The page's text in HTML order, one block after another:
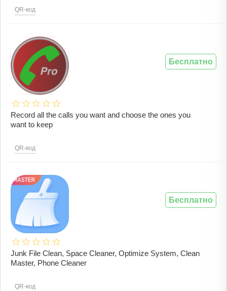
QR-код
Record all the calls you want and choose the ones you
want to keep
QR-код
Бесплатно
Junk File Clean, Space Cleaner, Optimize System, Clean
Master, Phone Cleaner
QR-код
Бесплатно